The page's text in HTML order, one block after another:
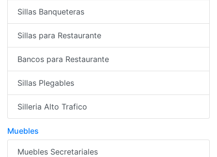
Sillas Banqueteras
Sillas para Restaurante
Bancos para Restaurante
Sillas Plegables
Silleria Alto Trafico
Muebles
Muebles Secretariales